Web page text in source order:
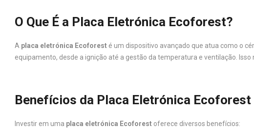
O Que É a Placa Eletrónica Ecoforest?
A placa eletrónica Ecoforest é um dispositivo avançado que atua como o
equipamento, desde a ignição até a gestão da temperatura e ventilação.
Benefícios da Placa Eletrónica Ecoforest
Investir em uma placa eletrónica Ecoforest oferece diversos benefícios: